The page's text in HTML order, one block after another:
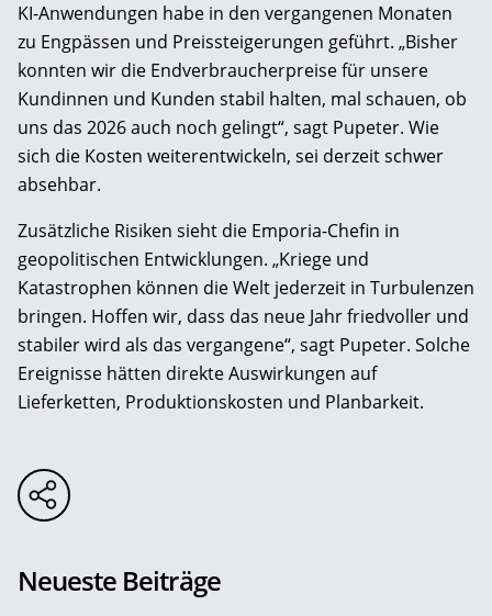
KI-Anwendungen habe in den vergangenen Monaten
zu Engpässen und Preissteigerungen geführt. „Bisher
konnten wir die Endverbraucherpreise für unsere
Kundinnen und Kunden stabil halten, mal schauen, ob
uns das 2026 auch noch gelingt“, sagt Pupeter. Wie
sich die Kosten weiterentwickeln, sei derzeit schwer
absehbar.
Zusätzliche Risiken sieht die Emporia-Chefin in
geopolitischen Entwicklungen. „Kriege und
Katastrophen können die Welt jederzeit in Turbulenzen
bringen. Hoffen wir, dass das neue Jahr friedvoller und
stabiler wird als das vergangene“, sagt Pupeter. Solche
Ereignisse hätten direkte Auswirkungen auf
Lieferketten, Produktionskosten und Planbarkeit.
Neueste Beiträge